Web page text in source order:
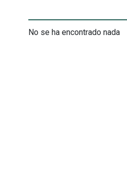
No se ha encontrado nada